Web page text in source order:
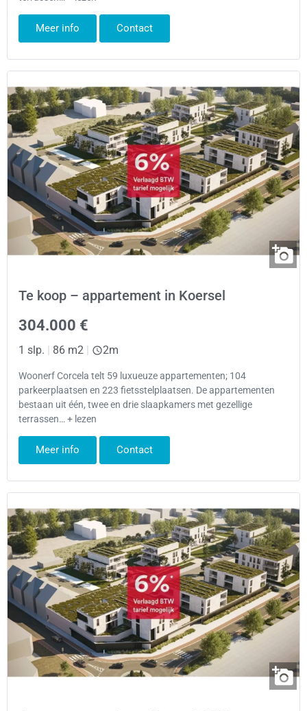
Meer info Contact
Te koop – appartement in Koersel
304.000 €
1 slp. | 86 m2 | 2m
Woonerf Corcela telt 59 luxueuze appartementen; 104
parkeerplaatsen en 223 fietsstelplaatsen. De appartementen
bestaan uit één, twee en drie slaapkamers met gezellige
terrassen… + lezen
Meer info Contact